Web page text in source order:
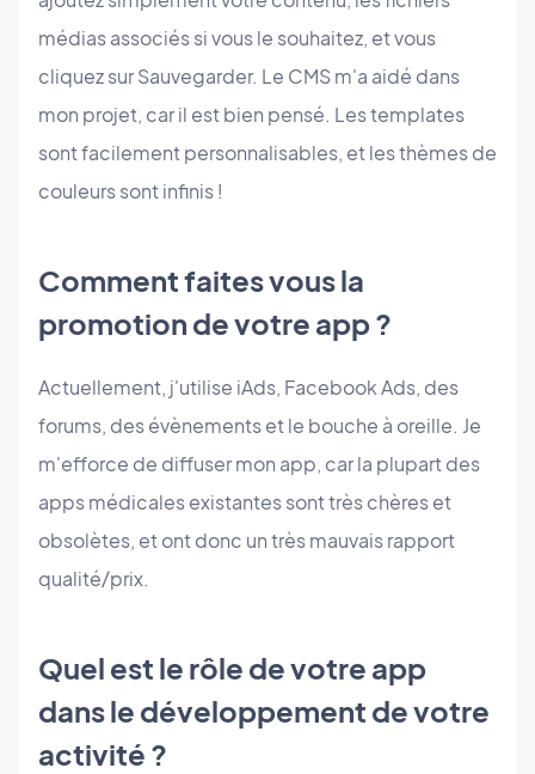
médias associés si vous le souhaitez, et vous
cliquez sur Sauvegarder. Le CMS m'a aidé dans
mon projet, car il est bien pensé. Les templates
sont facilement personnalisables, et les thèmes de
couleurs sont infinis !
Comment faites vous la
promotion de votre app ?
Actuellement, j'utilise iAds, Facebook Ads, des
forums, des évènements et le bouche à oreille. Je
m'efforce de diffuser mon app, car la plupart des
apps médicales existantes sont très chères et
obsolètes, et ont donc un très mauvais rapport
qualité/prix.
Quel est le rôle de votre app
dans le développement de votre
activité ?